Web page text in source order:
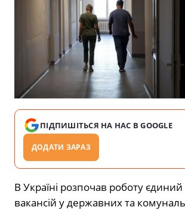
ПІДПИШІТЬСЯ НА НАС В GOOGLE
ДОДАТИ ЗАРАЗ
В Україні розпочав роботу
вакансій у державних та